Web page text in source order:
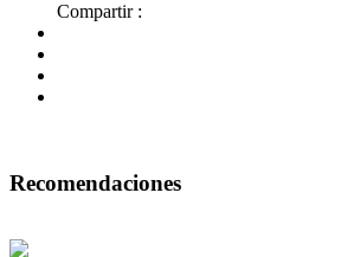
Compartir :
Recomendaciones